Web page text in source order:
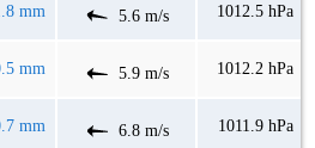
mm 5.6 m/s 1012.5 hPa
mm 5.9 m/s 1012.2 hPa
mm 6.8 m/s 1011.9 hPa